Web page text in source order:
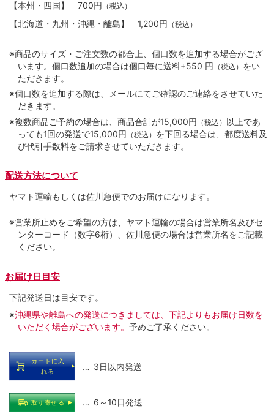
【本州・四国】 700円 （税込）
【北海道・九州・沖縄・離島】 1,200円 （税込）
※商品のサイズ・ご注文数の都合上、個口数を追加する場合がござ
います。個口数追加の場合は個口毎に送料+550 円 （税込） をい
ただきます。
※個口数を追加する際は、メールにてご確認のご連絡をさせていた
だきます。
※複数商品ご予約の場合は、商品合計が15,000円 （税込） 以上であ
っても1回の発送で15,000円 （税込） を下回る場合は、都度送料及
び代引手数料をご請求させていただきます。
配送方法について
ヤマト運輸もしくは佐川急便でのお届けになります。
※営業所止めをご希望の方は、ヤマト運輸の場合は営業所名及びセ
ンターコード（数字6桁）、佐川急便の場合は営業所名をご記載
ください。
お届け日目安
下記発送日は目安です。
※沖縄県や離島への発送につきましては、下記よりもお届け日数を
いただく場合がございます。 予めご了承ください。
カートに入
れる
… 3日以内発送
取り寄せる … 6～10日発送